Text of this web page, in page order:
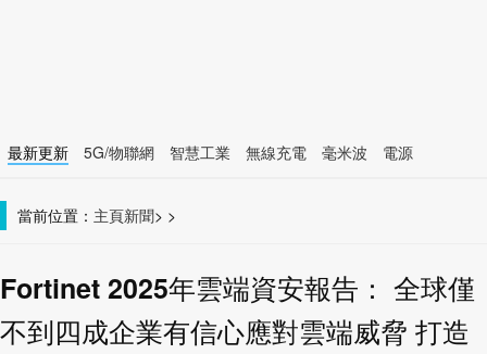
最新更新 5G/物聯網 智慧工業 無線充電 毫米波
電源
當前位置： 主頁 >
新聞 >
Fortinet 2025年雲端資安報告： 全球僅
不到四成企業有信心應對雲端威脅 打造